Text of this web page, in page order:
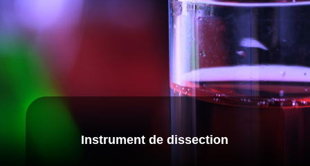
Instrument de dissection